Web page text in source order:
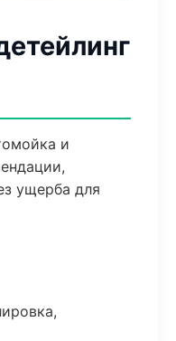
и
ущерба для